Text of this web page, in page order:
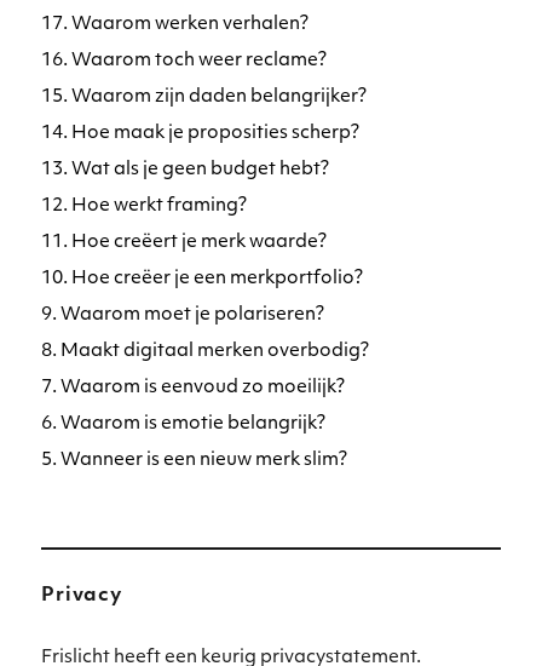
17. Waarom werken verhalen?
16. Waarom toch weer reclame?
15. Waarom zijn daden belangrijker?
14. Hoe maak je proposities scherp?
13. Wat als je geen budget hebt?
12. Hoe werkt framing?
11. Hoe creëert je merk waarde?
10. Hoe creëer je een merkportfolio?
9. Waarom moet je polariseren?
8. Maakt digitaal merken overbodig?
7. Waarom is eenvoud zo moeilijk?
6. Waarom is emotie belangrijk?
5. Wanneer is een nieuw merk slim?
Privacy
Frislicht heeft een keurig privacystatement.